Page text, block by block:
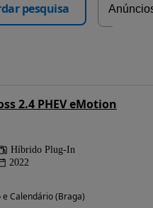
pesquisa
2.4 PHEV eMotion
Híbrido Plug-In
2022
Calendário (Braga)